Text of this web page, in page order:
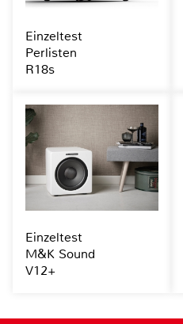
Einzeltest
Perlisten
R18s
Einzeltest
M&K Sound
V12+